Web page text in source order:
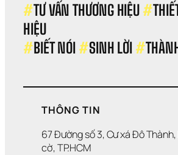
#TƯ VẤN THƯƠNG HIỆU #
HIỆU
#BIẾT NÓI #SINH LỜI #
THÔNG TIN
67 Đường số 3, Cư xá Đô
cờ, TP.HCM